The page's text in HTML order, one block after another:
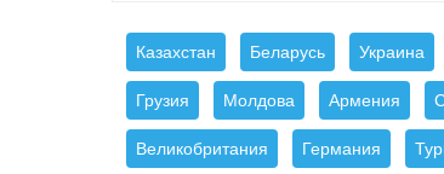
Казахстан Беларусь Украина
Грузия Молдова Армения
Великобритания Германия